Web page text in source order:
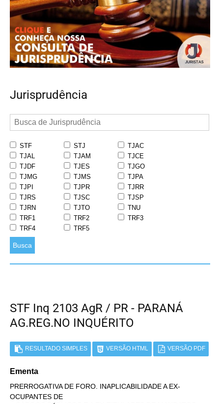
Jurisprudência
STF STJ
TJAC
TJAL
TJAM
TJCE
TJDF
TJES
TJGO
TJMG
TJMS
TJPA
TJPI
TJPR
TJRR
TJRS
TJSC
TJSP
TJRN
TJTO
TNU
TRF1
TRF2
TRF3
TRF4
TRF5
Busca
STF Inq 2103 AgR / PR - PARANÁ
AG.REG.NO INQUÉRITO
RESULTADO SIMPLES VERSÃO HTML VERSÃO PDF
Ementa
PRERROGATIVA DE FORO. INAPLICABILIDADE A EX-
OCUPANTES DE